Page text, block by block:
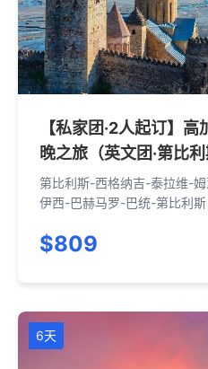
【私家团·2人起订】
晚之旅（英文团·第比利
第比利斯-西格纳吉-泰拉维-
伊西-巴赫马罗-巴统-第比利斯
$809
6天